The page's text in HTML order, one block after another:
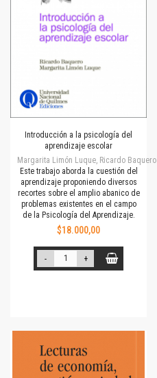
Introducción a la psicología del
aprendizaje escolar
Margarita Limón Luque, Ricardo Baquero
Este trabajo aborda la cuestión del
aprendizaje proponiendo diversos
recortes sobre el amplio abanico de
problemas existentes en el campo
de la Psicología del Aprendizaje.
$18.000,00
- +